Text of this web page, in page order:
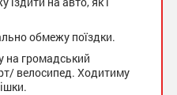
обмежу поїздки.
на громадський
велосипед. Ходитиму